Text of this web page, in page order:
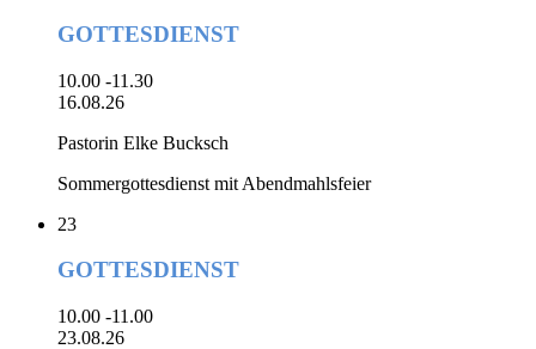
GOTTESDIENST
10.00 -11.30
16.08.26
Pastorin Elke Bucksch
Sommergottesdienst mit Abendmahlsfeier
23
GOTTESDIENST
10.00 -11.00
23.08.26